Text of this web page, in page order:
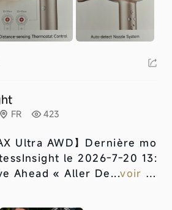
FR 423
Ultra AWD】 Dernière mo
le 2026-7-20 13:
Ahead « Aller De...voir to